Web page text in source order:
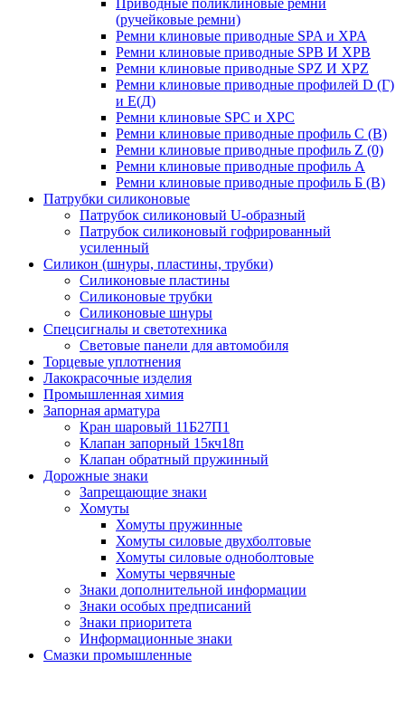
Приводные поликлиновые ремни
(ручейковые ремни)
Ремни клиновые приводные SPA и XPA
Ремни клиновые приводные SPB И XPB
Ремни клиновые приводные SPZ И XPZ
Ремни клиновые приводные профилей D (Г)
и Е(Д)
Ремни клиновые SPC и XPC
Ремни клиновые приводные профиль C (В)
Ремни клиновые приводные профиль Z (0)
Ремни клиновые приводные профиль А
Ремни клиновые приводные профиль Б (B)
Патрубки силиконовые
Патрубок силиконовый U-образный
Патрубок силиконовый гофрированный
усиленный
Силикон (шнуры, пластины, трубки)
Силиконовые пластины
Силиконовые трубки
Силиконовые шнуры
Спецсигналы и светотехника
Световые панели для автомобиля
Торцевые уплотнения
Лакокрасочные изделия
Промышленная химия
Запорная арматура
Кран шаровый 11Б27П1
Клапан запорный 15кч18п
Клапан обратный пружинный
Дорожные знаки
Запрещающие знаки
Хомуты
Хомуты пружинные
Хомуты силовые двухболтовые
Хомуты силовые одноболтовые
Хомуты червячные
Знаки дополнительной информации
Знаки особых предписаний
Знаки приоритета
Информационные знаки
Смазки промышленные